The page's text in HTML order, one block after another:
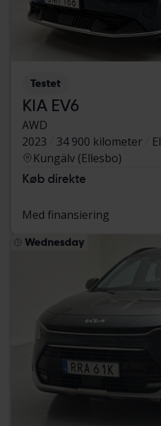
Testet
KIA EV6
AWD
2023
34 900 kilometer
El
Kungälv (Ellesbo)
Køb direkte
Med finansiering
Wednesday